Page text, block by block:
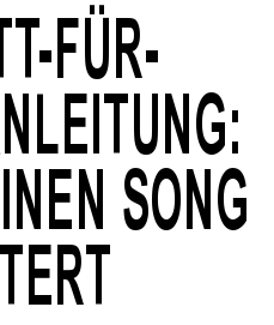
FÜR-
SONG